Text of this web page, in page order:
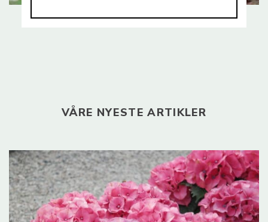
VÅRE NYESTE ARTIKLER